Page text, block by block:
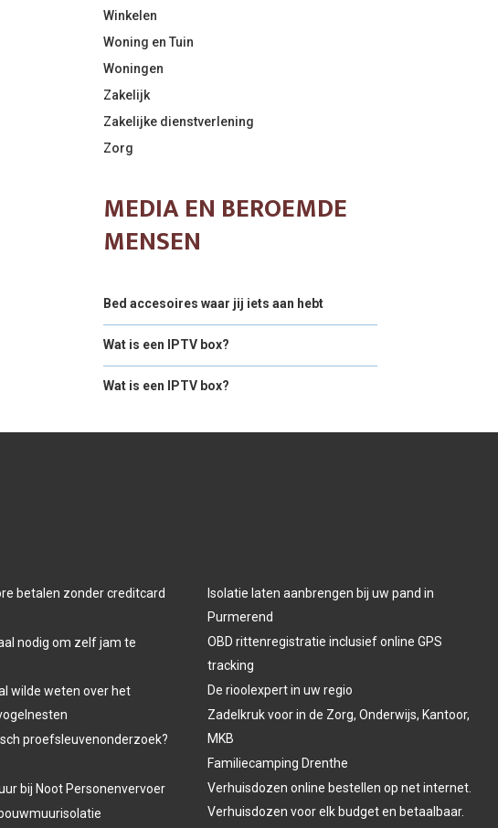
Winkelen
Woning en Tuin
Woningen
Zakelijk
Zakelijke dienstverlening
Zorg
MEDIA EN BEROEMDE
MENSEN
Bed accesoires waar jij iets aan hebt
Wat is een IPTV box?
Wat is een IPTV box?
betalen zonder creditcard
nodig om zelf jam te
wilde weten over het
proefsleuvenonderzoek?
bij Noot Personenvervoer
Isolatie laten aanbrengen bij uw pand in
Purmerend
OBD rittenregistratie inclusief online GPS
tracking
De rioolexpert in uw regio
Zadelkruk voor in de Zorg, Onderwijs, Kantoor,
MKB
Familiecamping Drenthe
Verhuisdozen online bestellen op net internet.
Verhuisdozen voor elk budget en betaalbaar.